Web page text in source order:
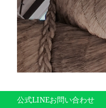
公式LINEお問い合わせ